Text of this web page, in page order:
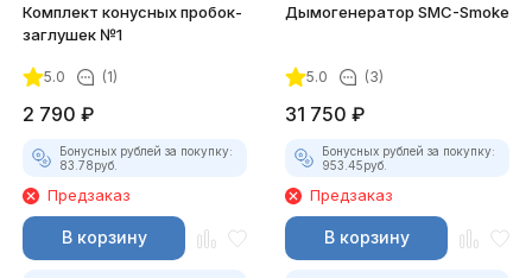
Комплект конусных пробок-
заглушек №1
5.0 (1)
2 790 ₽
Бонусных рублей за покупку:
83.78руб.
Предзаказ
В корзину
Дымогенератор SMC-Smoke
5.0 (3)
31 750 ₽
Бонусных рублей за покупку:
953.45руб.
Предзаказ
В корзину